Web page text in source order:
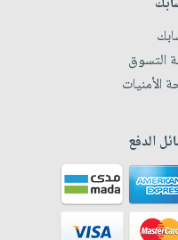
التسوق
الأمنيات
الدفع